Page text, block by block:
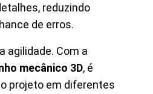
reduzindo
de erros.
agilidade. Com a
mecânico 3D, é
projeto em diferentes